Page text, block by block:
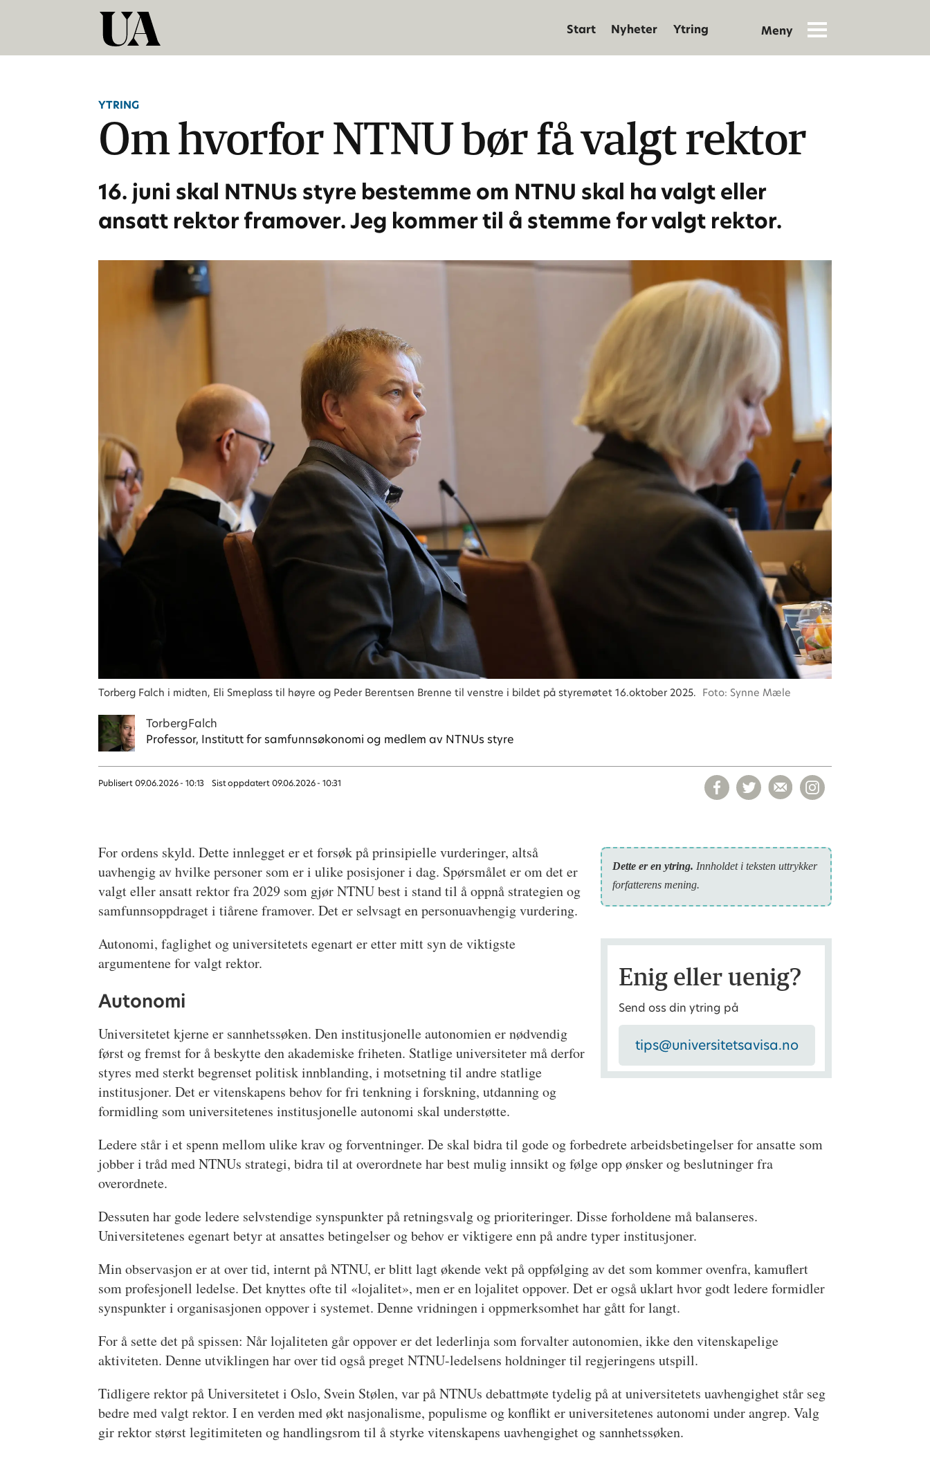
Start Nyheter Ytring
YTRING
Om hvorfor NTNU bør få valgt rektor
16. juni skal NTNUs styre bestemme om NTNU skal ha valgt eller
ansatt rektor framover. Jeg kommer til å stemme for valgt rektor.
Torberg Falch i midten, Eli Smeplass til høyre og Peder Berentsen Brenne til venstre i bildet på styremøtet 16.oktober 2025. Foto: Synne Mæle
TorbergFalch
Professor, Institutt for samfunnsøkonomi og medlem av NTNUs styre
Publisert 09.06.2026 - 10:13 Sist oppdatert 09.06.2026 - 10:31
Dette er en ytring. Inn­holdet i teksten uttrykker
forfatterens mening.
For ordens skyld. Dette innlegget er et forsøk på prinsipielle vurderinger, altså
uavhengig av hvilke personer som er i ulike posisjoner i dag. Spørsmålet er om det er
valgt eller ansatt rektor fra 2029 som gjør NTNU best i stand til å oppnå strategien og
samfunnsoppdraget i tiårene framover. Det er selvsagt en personuavhengig vurdering.
Enig eller uenig?
Send oss din ytring på
tips@universitetsavisa.no
Autonomi, faglighet og universitetets egenart er etter mitt syn de viktigste
argumentene for valgt rektor.
Autonomi
Universitetet kjerne er sannhetssøken. Den institusjonelle autonomien er nødvendig
først og fremst for å beskytte den akademiske friheten. Statlige universiteter må derfor
styres med sterkt begrenset politisk innblanding, i motsetning til andre statlige
institusjoner. Det er vitenskapens behov for fri tenkning i forskning, utdanning og
formidling som universitetenes institusjonelle autonomi skal understøtte.
Ledere står i et spenn mellom ulike krav og forventninger. De skal bidra til gode og forbedrete arbeidsbetingelser for ansatte som
jobber i tråd med NTNUs strategi, bidra til at overordnete har best mulig innsikt og følge opp ønsker og beslutninger fra
overordnete.
Dessuten har gode ledere selvstendige synspunkter på retningsvalg og prioriteringer. Disse forholdene må balanseres.
Universitetenes egenart betyr at ansattes betingelser og behov er viktigere enn på andre typer institusjoner.
Min observasjon er at over tid, internt på NTNU, er blitt lagt økende vekt på oppfølging av det som kommer ovenfra, kamuflert
som profesjonell ledelse. Det knyttes ofte til «lojalitet», men er en lojalitet oppover. Det er også uklart hvor godt ledere formidler
synspunkter i organisasjonen oppover i systemet. Denne vridningen i oppmerksomhet har gått for langt.
For å sette det på spissen: Når lojaliteten går oppover er det lederlinja som forvalter autonomien, ikke den vitenskapelige
aktiviteten. Denne utviklingen har over tid også preget NTNU-ledelsens holdninger til regjeringens utspill.
Tidligere rektor på Universitetet i Oslo, Svein Stølen, var på NTNUs debattmøte tydelig på at universitetets uavhengighet står seg
bedre med valgt rektor. I en verden med økt nasjonalisme, populisme og konflikt er universitetenes autonomi under angrep. Valg
gir rektor størst legitimiteten og handlingsrom til å styrke vitenskapens uavhengighet og sannhetssøken.